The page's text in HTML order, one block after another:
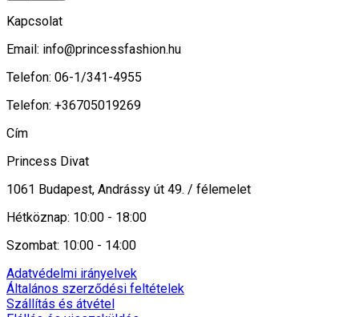
Kapcsolat
Email: info@princessfashion.hu
Telefon: 06-1/341-4955
Telefon: +36705019269
Cím
Princess Divat
1061 Budapest, Andrássy út 49. / félemelet
Hétköznap: 10:00 - 18:00
Szombat: 10:00 - 14:00
Adatvédelmi irányelvek
Általános szerződési feltételek
Szállítás és átvétel